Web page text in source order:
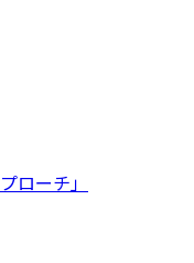
ローチ」